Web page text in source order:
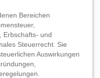
Bereichen
Erbschafts- und
Steuerrecht. Sie
Auswirkungen